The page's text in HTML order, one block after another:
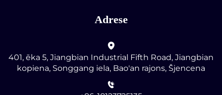
Adrese
401, ēka 5, Jiangbian Industrial Fifth Road, Jiangbian
kopiena, Songgang iela, Bao'an rajons, Šjencena